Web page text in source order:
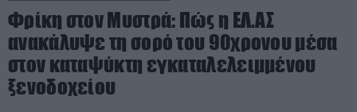
Φρίκη στον Μυστρά: Πώς η ΕΛ.ΑΣ
ανακάλυψε τη σορό του 90χρονου μέσα
στον καταψύκτη εγκαταλελειμμένου
ξενοδοχείου